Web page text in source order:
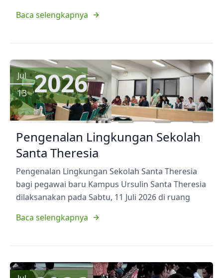
Baca selengkapnya
Jul
13 2026
Pengenalan Lingkungan Sekolah
Santa Theresia
Pengenalan Lingkungan Sekolah Santa Theresia
bagi pegawai baru Kampus Ursulin Santa Theresia
dilaksanakan pada Sabtu, 11 Juli 2026 di ruang
Baca selengkapnya